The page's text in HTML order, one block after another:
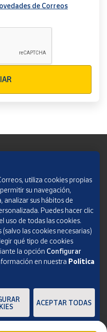
de Correos
S.A., S.M.E. Todos los derechos
utiliza cookies propias
su navegación,
sus hábitos de
Puedes hacer clic
uso de todas las cookies.
las cookies necesarias)
qué tipo de cookies
la opción Configurar
en nuestra Política
ACEPTAR TODAS